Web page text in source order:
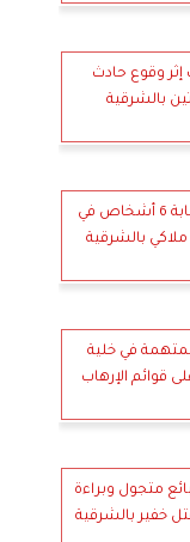
إثر وقوع حادث
بالشرقية
مصرع طفل وإصابة 6 أشخاص في
بالشرقية
في خلية
قوائم الإرهاب
عامًا لبائع متجول وبراءة
خفير بالشرقية